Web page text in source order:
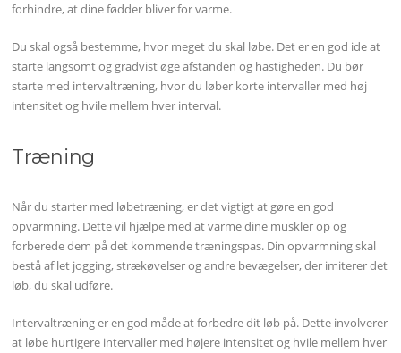
forhindre, at dine fødder bliver for varme.
Du skal også bestemme, hvor meget du skal løbe. Det er en god ide at
starte langsomt og gradvist øge afstanden og hastigheden. Du bør
starte med intervaltræning, hvor du løber korte intervaller med høj
intensitet og hvile mellem hver interval.
Træning
Når du starter med løbetræning, er det vigtigt at gøre en god
opvarmning. Dette vil hjælpe med at varme dine muskler op og
forberede dem på det kommende træningspas. Din opvarmning skal
bestå af let jogging, strækøvelser og andre bevægelser, der imiterer det
løb, du skal udføre.
Intervaltræning er en god måde at forbedre dit løb på. Dette involverer
at løbe hurtigere intervaller med højere intensitet og hvile mellem hver